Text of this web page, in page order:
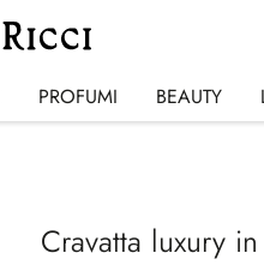
PROFUMI BEAUTY
Cravatta luxury